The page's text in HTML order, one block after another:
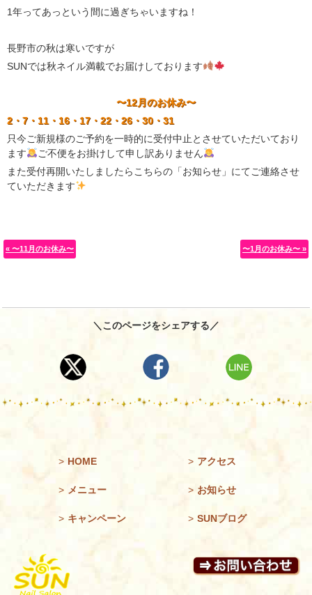
1年ってあっという間に過ぎちゃいますね！
長野市の秋は寒いですが
SUNでは秋ネイル満載でお届けしております
〜12月のお休み〜
2・7・11・16・17・22・26・30・31
只今ご新規様のご予約を一時的に受付中止とさせていただいており
ます
ご不便をお掛けして申し訳ありません
また受付再開いたしましたらこちらの「お知らせ」にてご連絡させ
ていただきます
« 〜11月のお休み〜 〜1月のお休み〜 »
＼このページをシェアする／
> HOME
> メニュー
> キャンペーン
> アクセス
> お知らせ
> SUNブログ